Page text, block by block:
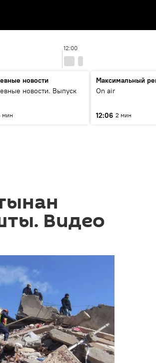
12:00
новости
новости. Выпуск
мин
Максимальный
On air
12:06 2 мин
Видео